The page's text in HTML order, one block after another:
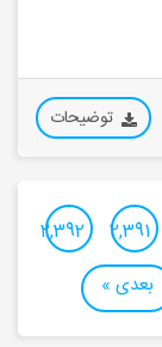
توضیحات
2,391
2,392
بعدی »